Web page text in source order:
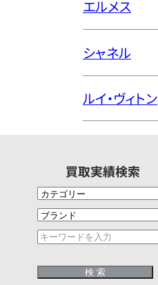
エルメス
シャネル
ルイ・ヴィトン
買取実績検索